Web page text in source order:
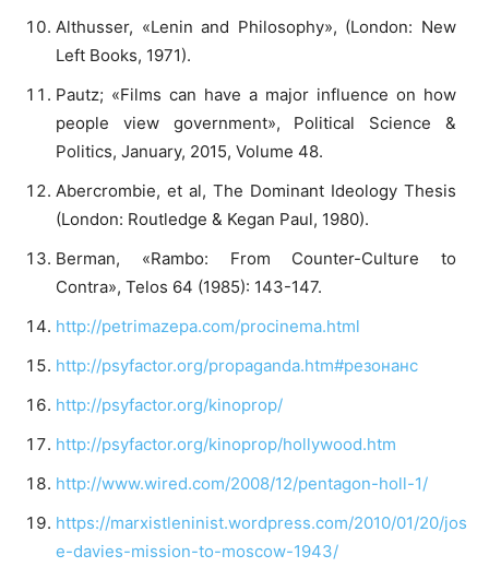
Althusser, «Lenin and Philosophy», (London: New
Left Books, 1971).
Pautz; «Films can have a major influence on how
people view government», Political Science &
Politics, January, 2015, Volume 48.
Abercrombie, et al, The Dominant Ideology Thesis
(London: Routledge & Kegan Paul, 1980).
Berman, «Rambo: From Counter-Culture to
Contra», Telos 64 (1985): 143-147.
http://petrimazepa.com/procinema.html
http://psyfactor.org/propaganda.htm#резонанс
http://psyfactor.org/kinoprop/
http://psyfactor.org/kinoprop/hollywood.htm
http://www.wired.com/2008/12/pentagon-holl-1/
https://marxistleninist.wordpress.com/2010/01/20/
e-davies-mission-to-moscow-1943/